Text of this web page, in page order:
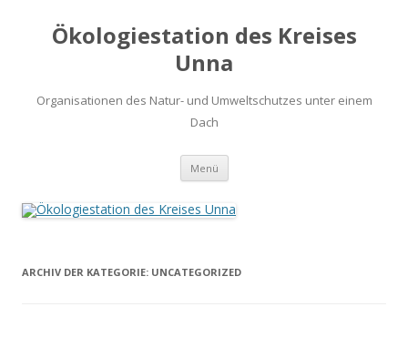
Ökologiestation des Kreises
Unna
Organisationen des Natur- und Umweltschutzes unter einem
Dach
Menü Zum
springen
ARCHIV DER KATEGORIE: UNCATEGORIZED